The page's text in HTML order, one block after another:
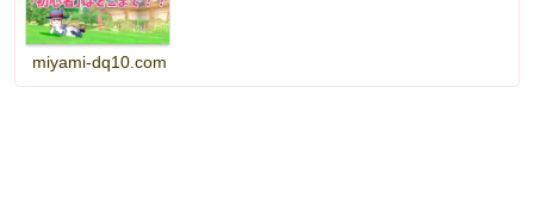
miyami-dq10.com